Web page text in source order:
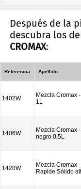
Después de la
descubra los
CROMAX:
Referencia Apellido
1402W
Mezcla Cromax
1L
1406W
Mezcla Cromax
negro 0,5L
1428W
Mezcla Cromax
Rapide Sólido